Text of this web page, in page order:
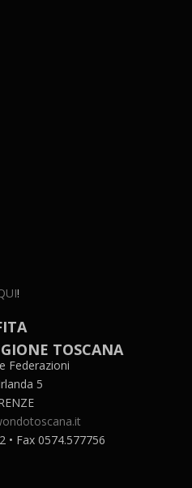
!
TOSCANA
Federazioni
5
• Fax 0574.577756